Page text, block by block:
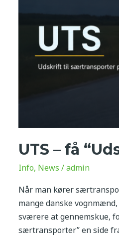
UTS – få
Info, News /admin
Når man kører
mange danske
sværere at gennemskue,
særtransporter” en side
automatisk